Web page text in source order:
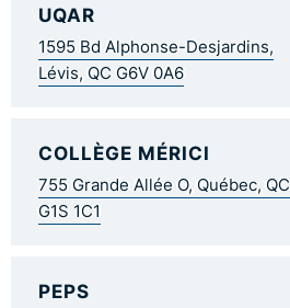
UQAR
1595 Bd Alphonse-Desjardins,
Lévis, QC G6V 0A6
COLLÈGE MÉRICI
755 Grande Allée O, Québec, QC
G1S 1C1
PEPS